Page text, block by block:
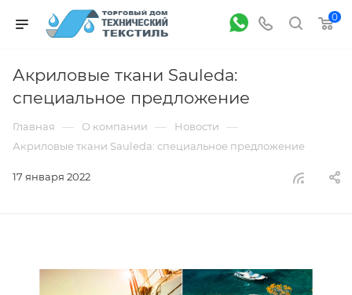
0
Акриловые ткани Sauleda:
специальное предложение
Главная — О компании — Новости —
Акриловые ткани Sauleda: специальное предложение
17 января 2022